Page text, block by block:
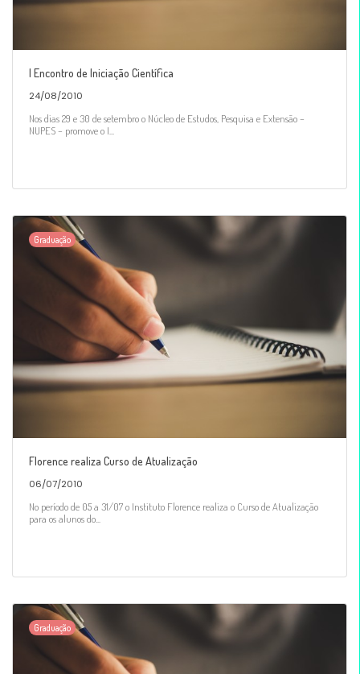
I Encontro de Iniciação Científica
24/08/2010
Nos dias 29 e 30 de setembro o Núcleo de Estudos, Pesquisa e Extensão –
NUPES – promove o I...
Graduação
Florence realiza Curso de Atualização
06/07/2010
No período de 05 a 31/07 o Instituto Florence realiza o Curso de Atualização
para os alunos do...
Graduação